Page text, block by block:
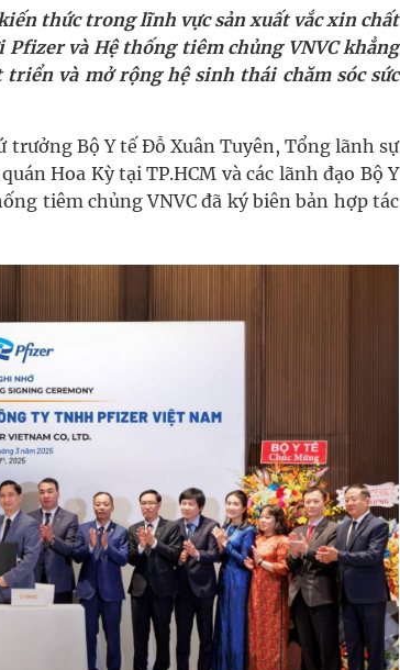
35 độ
người dân
thức trong lĩnh vực sản xuất vắc xin chất
và Hệ thống tiêm chủng VNVC khẳng
và mở rộng hệ sinh thái chăm sóc sức
trưởng Bộ Y tế Đỗ Xuân Tuyên, Tổng lãnh sự
Hoa Kỳ tại TP.HCM và các lãnh đạo Bộ Y
tiêm chủng VNVC đã ký biên bản hợp tác